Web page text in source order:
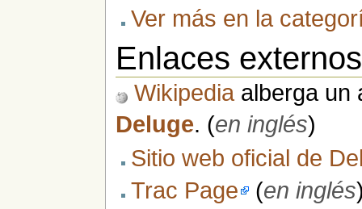
Ver más en la
Enlaces externos
Wikipedia alberga un
Deluge. (en inglés)
Sitio web oficial de
Trac Page
(en inglés